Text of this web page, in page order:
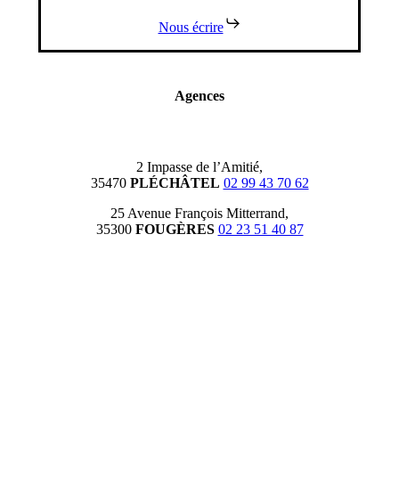
Nous écrire
Agences
2 Impasse de l’Amitié,
35470 PLÉCHÂTEL 02 99 43 70 62
25 Avenue François Mitterrand,
35300 FOUGÈRES 02 23 51 40 87